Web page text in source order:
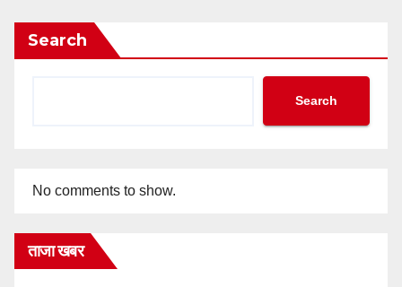
Search
Search
No comments to show.
ताजा खबर